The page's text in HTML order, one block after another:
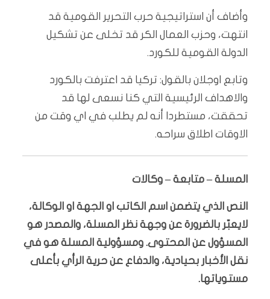
وأضاف أن استراتيجية حرب التحرير القومية قد
انتهت، وحزب العمال الكر قد تخلى عن تشكيل
الدولة القومية للكورد.
وتابع اوجلان بالقول: تركيا قد اعترفت بالكورد
والاهداف الرئيسية التي كنا نسعى لها قد
تحققت، مستطردا أنه لم يطلب في اي وقت من
الاوقات اطلاق سراحه.
المسلة – متابعة – وكالات
النص الذي يتضمن اسم الكاتب او الجهة او الوكالة،
لايعبّر بالضرورة عن وجهة نظر المسلة، والمصدر هو
المسؤول عن المحتوى. ومسؤولية المسلة هو في
نقل الأخبار بحيادية، والدفاع عن حرية الرأي بأعلى
مستوياتها.